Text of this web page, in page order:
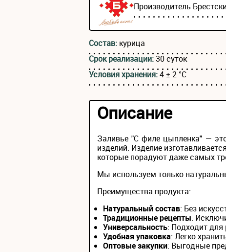
Производитель
Состав: курица
Срок реализации:30 суток
Условия хранения:4 ± 2 °С
Описание
Заливье "С филе цыпленка" —
изделий. Изделие
которые порадуют даже самых
Мы используем только
Преимущества продукта:
Натуральный состав: Без
Традиционные рецепты:
Универсальность: Подходит
Удобная упаковка: Легко
Оптовые закупки: Выгодные